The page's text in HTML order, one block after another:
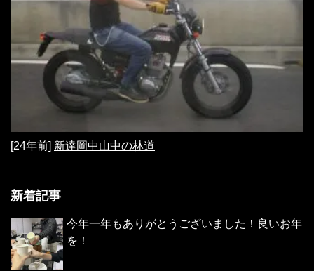
[24年前] 新達岡中山中の林道
新着記事
今年一年もありがとうございました！良いお年
を！